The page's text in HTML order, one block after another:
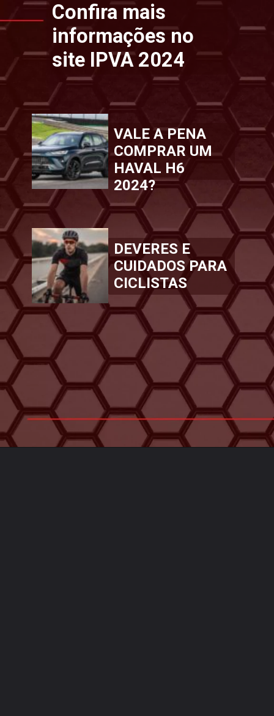
VALE A PENA
COMPRAR UM
HAVAL H6
2024?
DEVERES E
CUIDADOS PARA
CICLISTAS
Confira mais
informações no
site IPVA 2024